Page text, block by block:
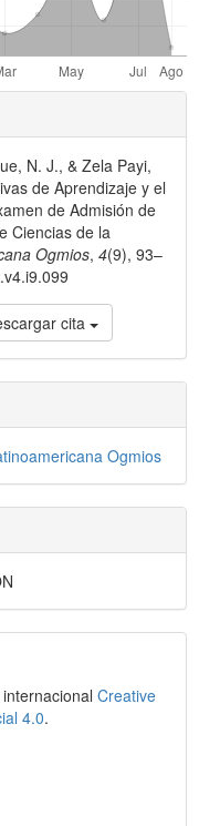
N. J., & Zela Payi,
de Aprendizaje y el
de Admisión de
Ciencias de la
Ogmios, 4(9), 93–
cita
Ogmios
Creative
4.0.